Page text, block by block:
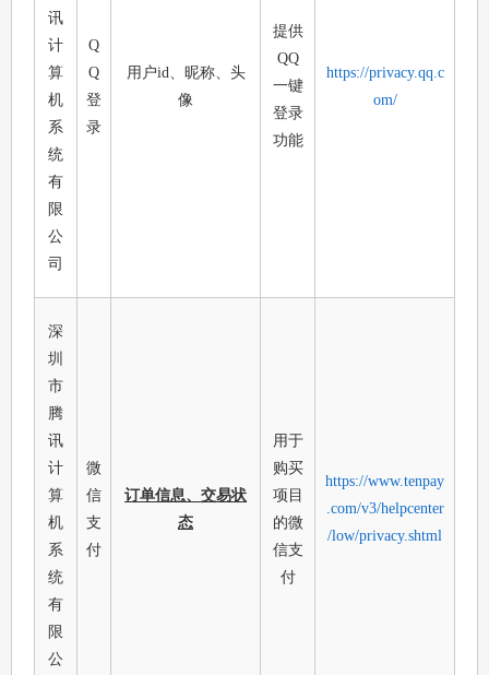
讯
计
算
机
系
统
有
限
公
司
Q
Q
登
录
用户id、昵称、头
像
提供
QQ
一键
登录
功能
https://privacy.qq.c
om/
深
圳
市
腾
讯
计
算
机
系
统
有
限
公
微
信
支
付
订单信息、交易状
态
用于
购买
项目
的微
信支
付
https://www.tenpay
.com/v3/helpcenter
/low/privacy.shtml